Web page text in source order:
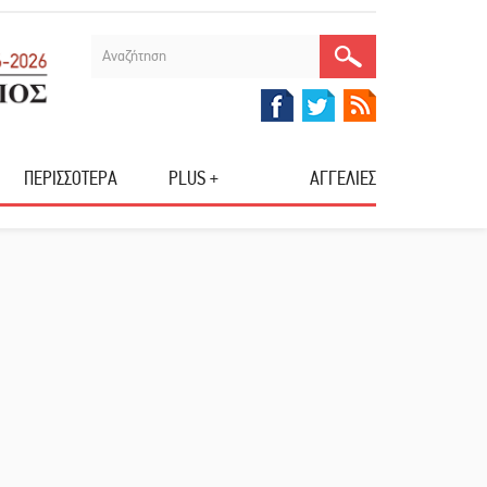
ΠΕΡΙΣΣΟΤΕΡΑ PLUS + ΑΓΓΕΛΙΕΣ